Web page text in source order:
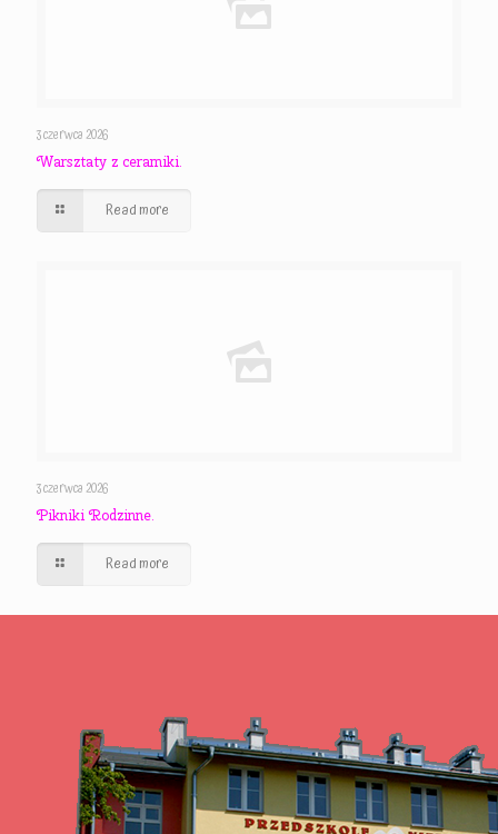
3 czerwca 2026
Warsztaty z ceramiki.
Read more
3 czerwca 2026
Pikniki Rodzinne.
Read more